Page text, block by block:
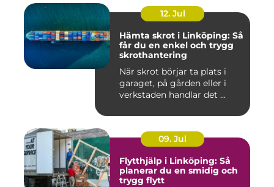
12. Jul
Hämta skrot i Linköping: Så
får du en enkel och trygg
skrothantering
När skrot börjar ta plats i
garaget, på gården eller i
verkstaden handlar det ...
09. Jul
Flytthjälp i Linköping: Så
planerar du en smidig och
trygg flytt